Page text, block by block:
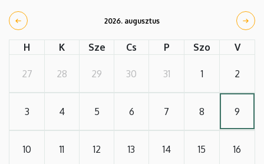
2026. augusztus
H K Sze Cs P Szo V
27 28 29 30 31 1 2
3 4 5 6 7 8 9
10 11 12 13 14 15 16